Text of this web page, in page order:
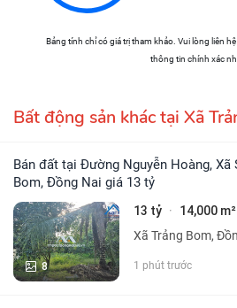
Bảng tính chỉ có giá trị tham khảo. Vui lòng liên
thông tin chính xác
Bất động sản khác tại Xã
Bán đất tại Đường Nguyễn Hoàng, Xã Sông Trầu, Huyện Trảng
Bom, Đồng Nai giá 13 tỷ
8
13 tỷ · 14,000 m²
Xã Trảng Bom,
1 phút trước